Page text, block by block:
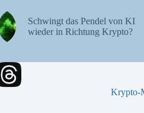
Schwingt das Pendel von KI
wieder in Richtung Krypto?
Krypto-